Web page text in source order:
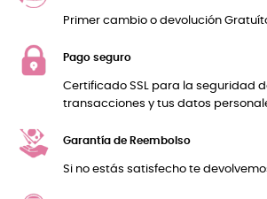
Primer cambio o devolución
Pago seguro
Certificado SSL para la seguridad
transacciones y tus datos
Garantía de Reembolso
Si no estás satisfecho te